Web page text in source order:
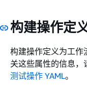
构建操作定
构建操作定义为工作
关这些属性的信息，
测试操作 YAML。